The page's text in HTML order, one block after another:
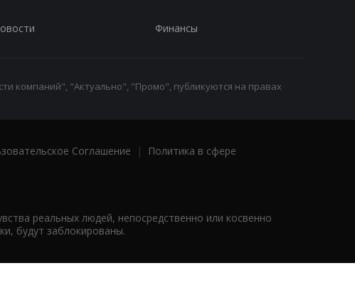
Финансы
компаний", "Актуально", "Промо", публикуются на правах
Соглашение |
Политика в сфере
реальных людей, непосредственно или косвенно
будут заблокированы.